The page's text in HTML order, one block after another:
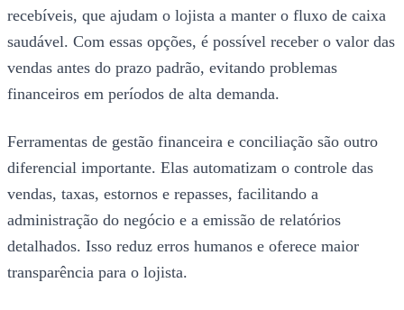
recebíveis, que ajudam o lojista a manter o fluxo de caixa
saudável. Com essas opções, é possível receber o valor das
vendas antes do prazo padrão, evitando problemas
financeiros em períodos de alta demanda.
Ferramentas de gestão financeira e conciliação são outro
diferencial importante. Elas automatizam o controle das
vendas, taxas, estornos e repasses, facilitando a
administração do negócio e a emissão de relatórios
detalhados. Isso reduz erros humanos e oferece maior
transparência para o lojista.